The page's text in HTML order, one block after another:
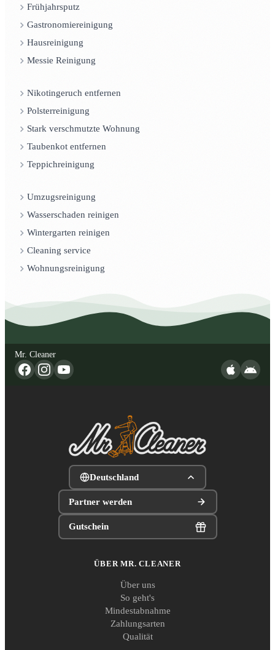
Frühjahrsputz
Gastronomiereinigung
Hausreinigung
Messie Reinigung
Nikotingeruch entfernen
Polsterreinigung
Stark verschmutzte Wohnung
Taubenkot entfernen
Teppichreinigung
Umzugsreinigung
Wasserschaden reinigen
Wintergarten reinigen
Cleaning service
Wohnungsreinigung
Mr. Cleaner
Deutschland
Partner werden
Gutschein
ÜBER MR. CLEANER
Über uns
So geht's
Mindestabnahme
Zahlungsarten
Qualität